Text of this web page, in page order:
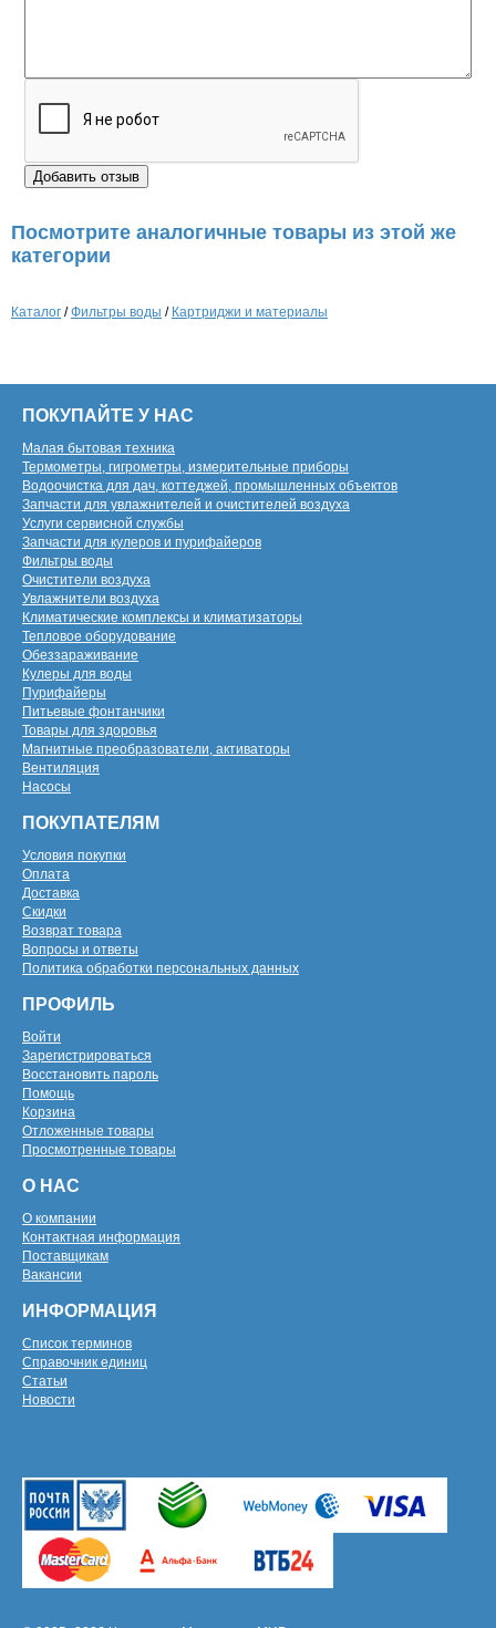
Посмотрите аналогичные товары из этой же
категории
Каталог /Фильтры воды / Картриджи и материалы
ПОКУПАЙТЕ У НАС
Малая бытовая техника
Термометры, гигрометры, измерительные приборы
Водоочистка для дач, коттеджей, промышленных объектов
Запчасти для увлажнителей и очистителей воздуха
Услуги сервисной службы
Запчасти для кулеров и пурифайеров
Фильтры воды
Очистители воздуха
Увлажнители воздуха
Климатические комплексы и климатизаторы
Тепловое оборудование
Обеззараживание
Кулеры для воды
Пурифайеры
Питьевые фонтанчики
Товары для здоровья
Магнитные преобразователи, активаторы
Вентиляция
Насосы
ПОКУПАТЕЛЯМ
Условия покупки
Оплата
Доставка
Скидки
Возврат товара
Вопросы и ответы
Политика обработки персональных данных
ПРОФИЛЬ
Войти
Зарегистрироваться
Восстановить пароль
Помощь
Корзина
Отложенные товары
Просмотренные товары
О НАС
О компании
Контактная информация
Поставщикам
Вакансии
ИНФОРМАЦИЯ
Список терминов
Справочник единиц
Статьи
Новости